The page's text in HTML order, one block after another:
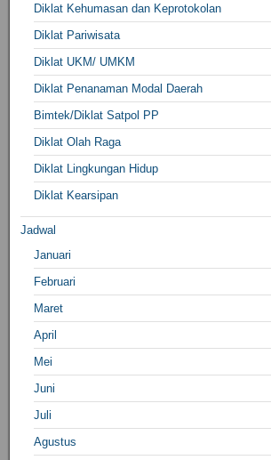
Diklat Kehumasan dan Keprotokolan
Diklat Pariwisata
Diklat UKM/ UMKM
Diklat Penanaman Modal Daerah
Bimtek/Diklat Satpol PP
Diklat Olah Raga
Diklat Lingkungan Hidup
Diklat Kearsipan
Jadwal
Januari
Februari
Maret
April
Mei
Juni
Juli
Agustus